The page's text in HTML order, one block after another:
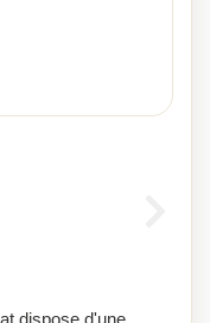
dispose d'une